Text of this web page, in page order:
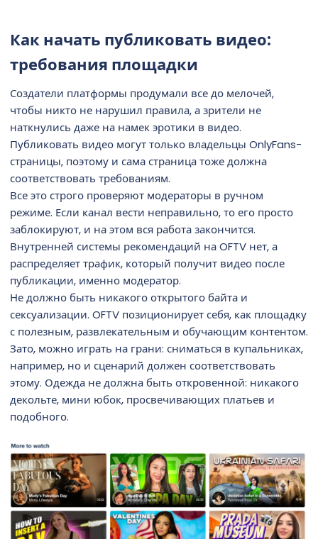
Как начать публиковать видео:
требования площадки
Создатели платформы продумали все до мелочей,
чтобы никто не нарушил правила, а зрители не
наткнулись даже на намек эротики в видео.
Публиковать видео могут только владельцы OnlyFans-
страницы, поэтому и сама страница тоже должна
соответствовать требованиям.
Все это строго проверяют модераторы в ручном
режиме. Если канал вести неправильно, то его просто
заблокируют, и на этом вся работа закончится.
Внутренней системы рекомендаций на OFTV нет, а
распределяет трафик, который получит видео после
публикации, именно модератор.
Не должно быть никакого открытого байта и
сексуализации. OFTV позиционирует себя, как площадку
с полезным, развлекательным и обучающим контентом.
Зато, можно играть на грани: сниматься в купальниках,
например, но и сценарий должен соответствовать
этому. Одежда не должна быть откровенной: никакого
декольте, мини юбок, просвечивающих платьев и
подобного.